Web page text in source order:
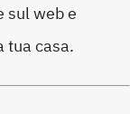
web e
casa.